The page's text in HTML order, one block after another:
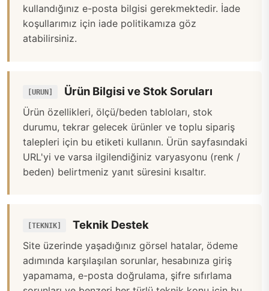
kullandığınız e-posta bilgisi gerekmektedir. İade
koşullarımız için iade politikamıza göz
atabilirsiniz.
[URUN] Ürün Bilgisi ve Stok Soruları
Ürün özellikleri, ölçü/beden tabloları, stok
durumu, tekrar gelecek ürünler ve toplu sipariş
talepleri için bu etiketi kullanın. Ürün sayfasındaki
URL'yi ve varsa ilgilendiğiniz varyasyonu (renk /
beden) belirtmeniz yanıt süresini kısaltır.
[TEKNIK] Teknik Destek
Site üzerinde yaşadığınız görsel hatalar, ödeme
adımında karşılaşılan sorunlar, hesabınıza giriş
yapamama, e-posta doğrulama, şifre sıfırlama